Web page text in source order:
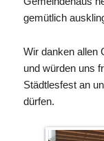
gemütlich
Wir danken allen
und würden uns
Städtlesfest an
dürfen.